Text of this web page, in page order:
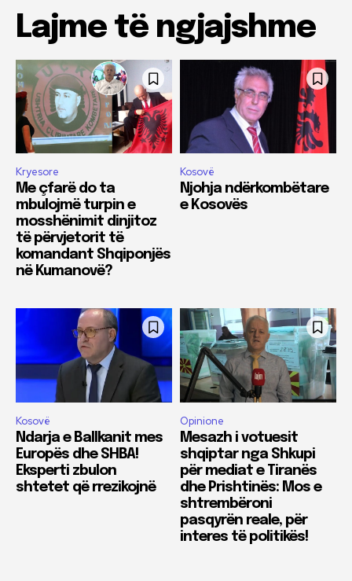
Lajme të ngjajshme
Kryesore
Me çfarë do ta
mbulojmë turpin e
mosshënimit dinjitoz
të përvjetorit të
komandant Shqiponjës
në Kumanovë?
Kosovë
Njohja ndërkombëtare
e Kosovës
Kosovë
Ndarja e Ballkanit mes
Europës dhe SHBA!
Eksperti zbulon
shtetet që rrezikojnë
Opinione
Mesazh i votuesit
shqiptar nga Shkupi
për mediat e Tiranës
dhe Prishtinës: Mos e
shtrembëroni
pasqyrën reale, për
interes të politikës!